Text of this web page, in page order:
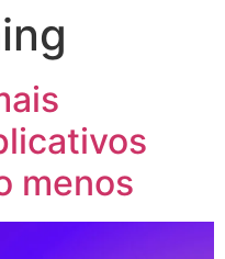
menos